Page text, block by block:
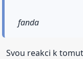
fanda
Svou reakci k